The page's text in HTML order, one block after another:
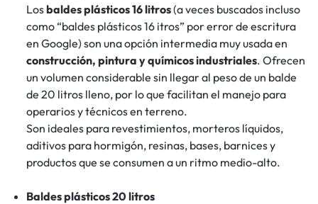
Losbaldes plásticos 16 litros(a veces buscados incluso
como “baldes plásticos 16 itros” por error de escritura
en Google) son una opción intermedia muy usada en
construcción, pintura y químicos industriales. Ofrecen
un volumen considerable sin llegar al peso de un balde
de 20 litros lleno, por lo que facilitan el manejo para
operarios y técnicos en terreno.
Son ideales para revestimientos, morteros líquidos,
aditivos para hormigón, resinas, bases, barnices y
productos que se consumen a un ritmo medio-alto.
Baldes plásticos 20 litros